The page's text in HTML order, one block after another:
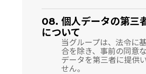
08. 個人データの第三
について
当グループは、法令に
合を除き、事前の同意
データを第三者に提供
せん。